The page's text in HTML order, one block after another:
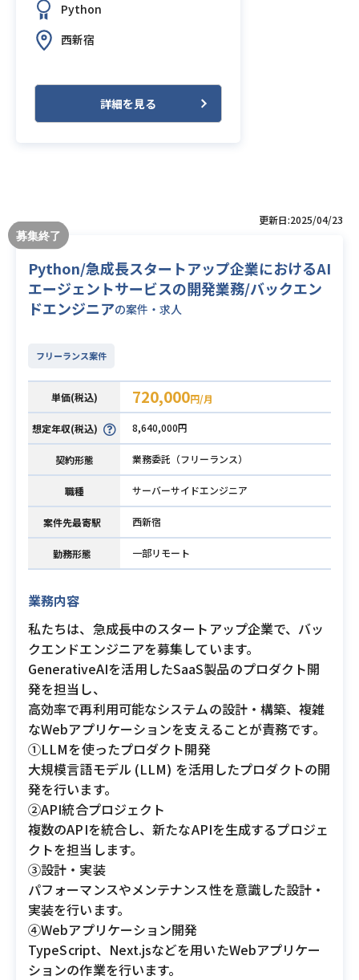
Python
西新宿
詳細を見る
更新日:2025/04/23
Python/急成長スタートアップ企業におけるAI
エージェントサービスの開発業務/バックエン
ドエンジニアの案件・求人
フリーランス案件
単価(税込) 720,000円/月
想定年収(税込) 8,640,000円
契約形態 業務委託（フリーランス）
職種 サーバーサイドエンジニア
案件先最寄駅 西新宿
勤務形態 一部リモート
業務内容
私たちは、急成長中のスタートアップ企業で、バッ
クエンドエンジニアを募集しています。
GenerativeAIを活用したSaaS製品のプロダクト開
発を担当し、
高効率で再利用可能なシステムの設計・構築、複雑
なWebアプリケーションを支えることが責務です。
①LLMを使ったプロダクト開発
大規模言語モデル (LLM) を活用したプロダクトの開
発を行います。
②API統合プロジェクト
複数のAPIを統合し、新たなAPIを生成するプロジェ
クトを担当します。
③設計・実装
パフォーマンスやメンテナンス性を意識した設計・
実装を行います。
④Webアプリケーション開発
TypeScript、Next.jsなどを用いたWebアプリケー
ションの作業を行います。